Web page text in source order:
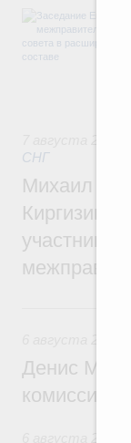
СНГ
Михаил
Киргизии
Денис
комиссии